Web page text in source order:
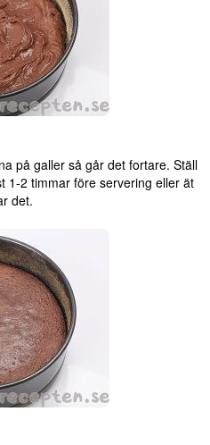
på galler så går det fortare. Ställ
1-2 timmar före servering eller ät
det.